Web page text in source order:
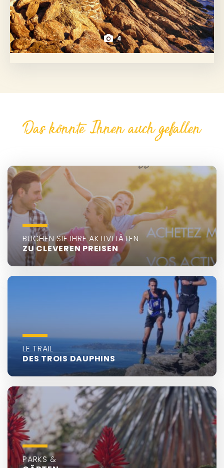
4
Das könnte Ihnen auch gefallen
BUCHEN SIE IHRE AKTIVITÄTEN
ZU CLEVEREN PREISEN
LE TRAIL
DES TROIS DAUPHINS
PARKS &